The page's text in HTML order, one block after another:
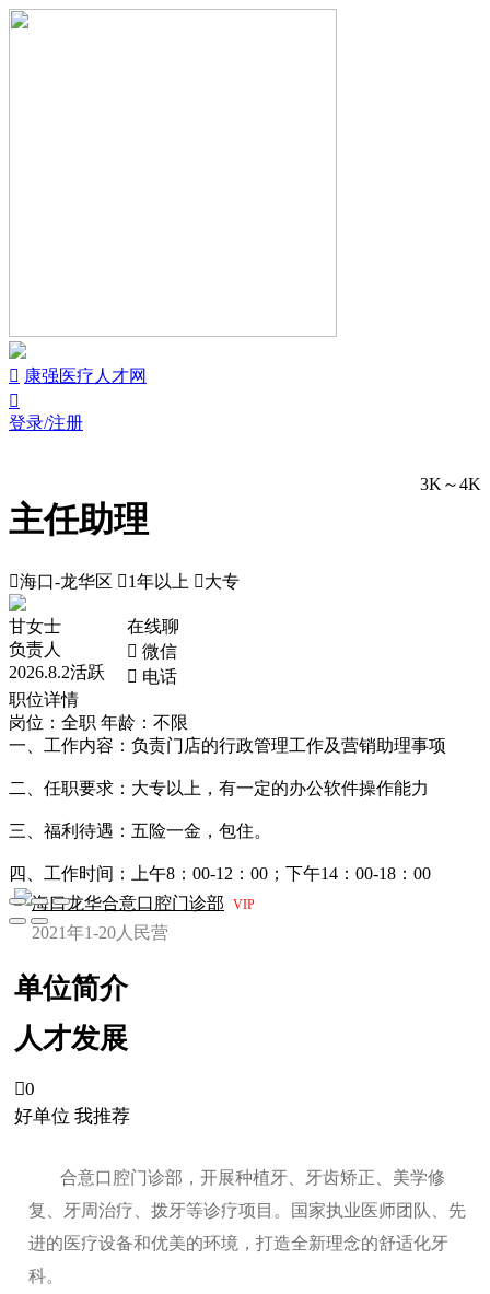
 康强医疗人才网

登录/注册
主任助理
3K～4K
海口-龙华区 1年以上 大专
甘女士
负责人
2026.8.2活跃
在线聊
 微信
 电话
职位详情
岗位：全职 年龄：不限
一、工作内容：负责门店的行政管理工作及营销助理事项
二、任职要求：大专以上，有一定的办公软件操作能力
三、福利待遇：五险一金，包住。
四、工作时间：上午8：00-12：00；下午14：00-18：00
海口龙华合意口腔门诊部
VIP
2021年1-20人 民营
单位简介
人才发展
0
好单位 我推荐
合意口腔门诊部，开展种植牙、牙齿矫正、美学修
复、牙周治疗、拨牙等诊疗项目。国家执业医师团队、先
进的医疗设备和优美的环境，打造全新理念的舒适化牙
科。